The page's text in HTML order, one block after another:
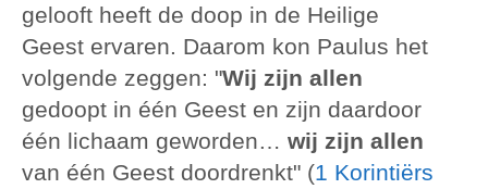
gelooft heeft de doop in de Heilige
Geest ervaren. Daarom kon Paulus het
volgende zeggen: "Wij zijn allen
gedoopt in één Geest en zijn daardoor
één lichaam geworden… wij zijn allen
van één Geest doordrenkt" (1 Korintiërs